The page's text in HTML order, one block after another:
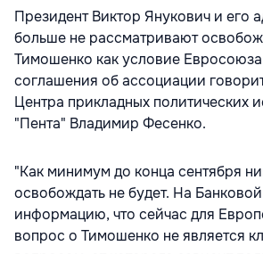
Президент Виктор Янукович и его
больше не рассматривают
Тимошенко как условие
соглашения об ассоциации
Центра прикладных политических
"Пента" Владимир Фесенко.
"Как минимум до конца сентября
освобождать не будет. На
информацию, что сейчас для
вопрос о Тимошенко не является